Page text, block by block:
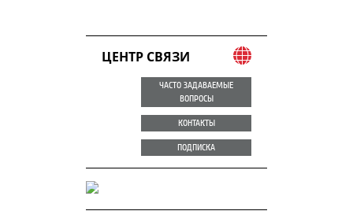
ЦЕНТР СВЯЗИ
ЧАСТО ЗАДАВАЕМЫЕ
ВОПРОСЫ
КОНТАКТЫ
ПОДПИСКА